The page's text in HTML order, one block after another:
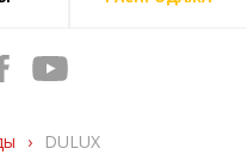
› DULUX